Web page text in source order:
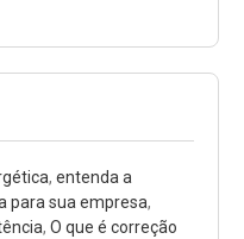
, entenda a
para sua empresa,
, O que é correção